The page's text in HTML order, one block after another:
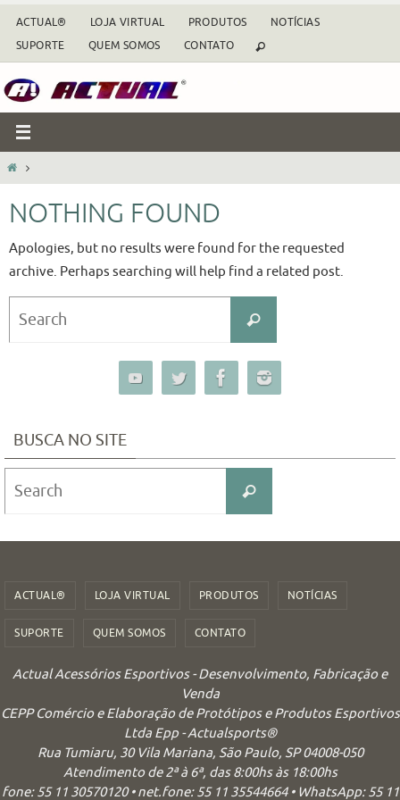
Skip
content
ACTUAL® LOJA VIRTUAL PRODUTOS
NOTÍCIAS
SUPORTE
QUEM SOMOS CONTATO
HOME
NOTHING FOUND
Apologies, but no results were found for the requested
archive. Perhaps searching will help find a related post.
Search
BUSCA NO SITE
Search
ACTUAL® LOJA VIRTUAL PRODUTOS NOTÍCIAS
SUPORTE QUEM SOMOS CONTATO
Actual Acessórios Esportivos - Desenvolvimento, Fabricação e
Venda
CEPP Comércio e Elaboração de Protótipos e Produtos Esportivos
Ltda Epp - Actualsports®
Rua Tumiaru, 30 Vila Mariana, São Paulo, SP 04008-050
Atendimento de 2ª à 6ª, das 8:00hs às 18:00hs
fone: 55 11 30570120 • net.fone: 55 11 35544664 • WhatsApp: 55 11